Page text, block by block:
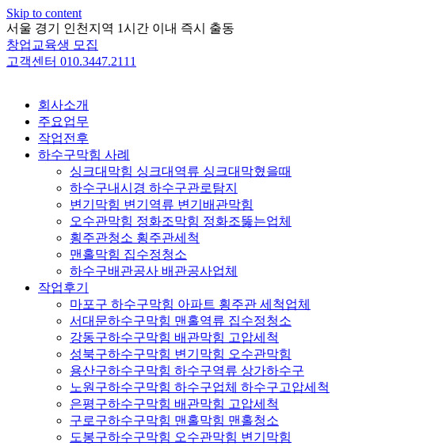
Skip to content
서울 경기 인천지역 1시간 이내 즉시 출동
창업교육생 모집
고객센터 010.3447.2111
회사소개
주요업무
작업전후
하수구막힘 사례
싱크대막힘 싱크대역류 싱크대막혔을때
하수구내시경 하수구관로탐지
변기막힘 변기역류 변기배관막힘
오수관막힘 정화조막힘 정화조뚫는업체
횡주관청소 횡주관세척
맨홀막힘 집수정청소
하수구배관공사 배관공사업체
작업후기
마포구 하수구막힘 아파트 횡주관 세척업체
서대문하수구막힘 맨홀역류 집수정청소
강동구하수구막힘 배관막힘 고압세척
성북구하수구막힘 변기막힘 오수관막힘
용산구하수구막힘 하수구역류 상가하수구
노원구하수구막힘 하수구업체 하수구고압세척
은평구하수구막힘 배관막힘 고압세척
구로구하수구막힘 맨홀막힘 맨홀청소
도봉구하수구막힘 오수관막힘 변기막힘